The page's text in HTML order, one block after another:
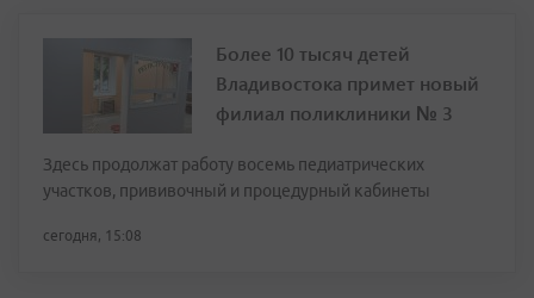
Более 10 тысяч детей
Владивостока примет новый
филиал поликлиники № 3
Здесь продолжат работу восемь педиатрических
участков, прививочный и процедурный кабинеты
сегодня, 15:08